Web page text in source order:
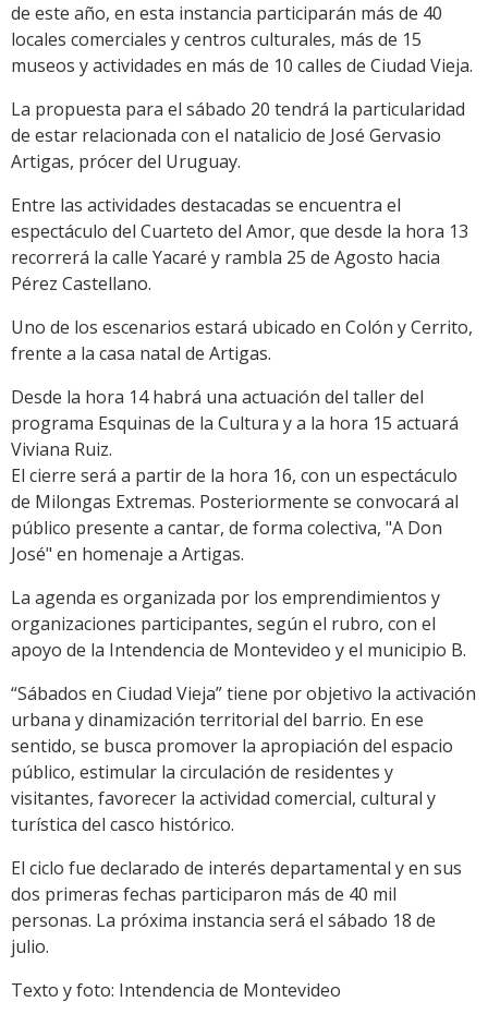
de este año, en esta instancia participarán más de 40
locales comerciales y centros culturales, más de 15
museos y actividades en más de 10 calles de Ciudad Vieja.
La propuesta para el sábado 20 tendrá la particularidad
de estar relacionada con el natalicio de José Gervasio
Artigas, prócer del Uruguay.
Entre las actividades destacadas se encuentra el
espectáculo del Cuarteto del Amor, que desde la hora 13
recorrerá la calle Yacaré y rambla 25 de Agosto hacia
Pérez Castellano.
Uno de los escenarios estará ubicado en Colón y Cerrito,
frente a la casa natal de Artigas.
Desde la hora 14 habrá una actuación del taller del
programa Esquinas de la Cultura y a la hora 15 actuará
Viviana Ruiz.
El cierre será a partir de la hora 16, con un espectáculo
de Milongas Extremas. Posteriormente se convocará al
público presente a cantar, de forma colectiva, "A Don
José" en homenaje a Artigas.
La agenda es organizada por los emprendimientos y
organizaciones participantes, según el rubro, con el
apoyo de la Intendencia de Montevideo y el municipio B.
“Sábados en Ciudad Vieja” tiene por objetivo la activación
urbana y dinamización territorial del barrio. En ese
sentido, se busca promover la apropiación del espacio
público, estimular la circulación de residentes y
visitantes, favorecer la actividad comercial, cultural y
turística del casco histórico.
El ciclo fue declarado de interés departamental y en sus
dos primeras fechas participaron más de 40 mil
personas. La próxima instancia será el sábado 18 de
julio.
Texto y foto: Intendencia de Montevideo